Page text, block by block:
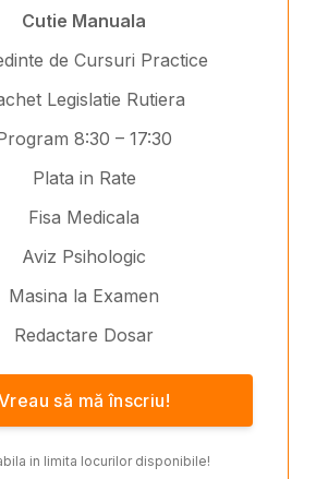
Cutie Manuala
de Cursuri Practice
Legislatie Rutiera
8:30 – 17:30
Plata in Rate
Fisa Medicala
Aviz Psihologic
Masina la Examen
Redactare Dosar
să mă înscriu!
in limita locurilor disponibile!